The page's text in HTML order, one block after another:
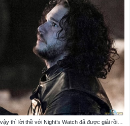
thì lời thề với Night’s Watch đã được giải rồi…